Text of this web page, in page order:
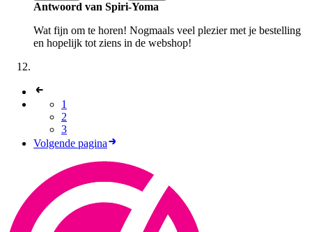
Antwoord van Spiri-Yoma
Wat fijn om te horen! Nogmaals veel plezier met je bestelling
en hopelijk tot ziens in de webshop!
1
2
3
Volgende pagina